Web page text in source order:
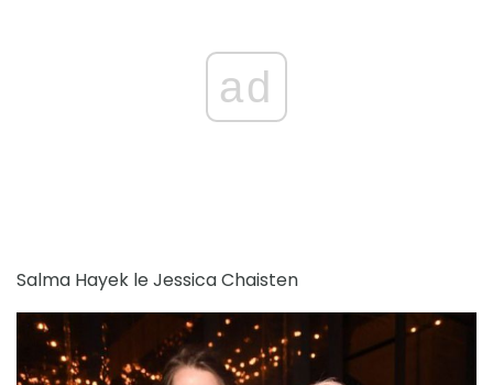
ad
Salma Hayek le Jessica Chaisten